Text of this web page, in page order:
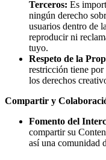
Terceros: Es
ningún derecho
usuarios dentro de
reproducir ni
tuyo.
Respeto de la
restricción tiene
los derechos
Compartir y
Fomento del
compartir su
así una comunidad